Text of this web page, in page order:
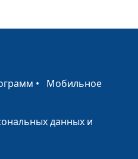
священнослужитель
• Мобильное
данных и